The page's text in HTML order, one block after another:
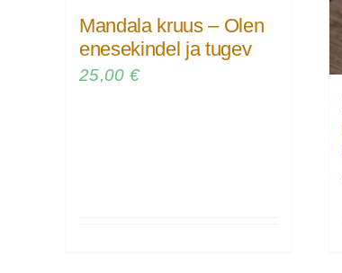
Mandala kruus – Olen
enesekindel ja tugev
25,00 €